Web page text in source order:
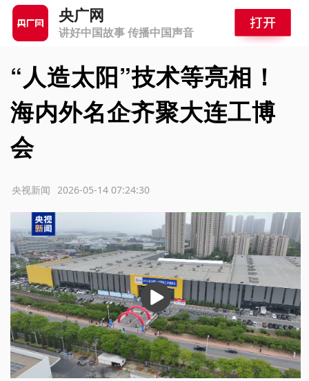
央广网
讲好中国故事 传播中国声音
“人造太阳”技术等亮相！
海内外名企齐聚大连工博
会
2026-05-14 07:24:30
央视新闻
播
放